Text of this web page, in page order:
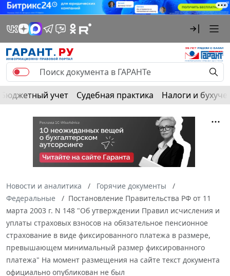
Бюджетный учет Судебная практика Налоги и
Новости и аналитика
Горячие документы
Федеральные
Постановление Правительства РФ от 11
марта 2003 г. N 148 "Об утверждении Правил исчисления и
уплаты страховых взносов на обязательное пенсионное
страхование в виде фиксированного платежа в размере,
превышающем минимальный размер фиксированного
платежа" На момент размещения на сайте текст документа
официально опубликован не был